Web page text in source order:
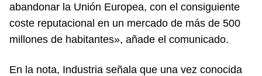
abandonar la Unión Europea, con el consiguiente
coste reputacional en un mercado de más de 500
millones de habitantes», añade el comunicado.
En la nota, Industria señala que una vez conocida